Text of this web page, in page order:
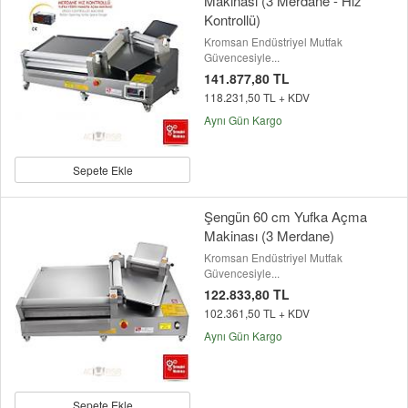
Sepete Ekle
Kontrollü)
Kromsan Endüstriyel Mutfak
Güvencesiyle...
141.877,80 TL
118.231,50 TL + KDV
Aynı Gün Kargo
Sepete Ekle
Şengün 60 cm Yufka Açma
Makinası (3 Merdane)
Kromsan Endüstriyel Mutfak
Güvencesiyle...
122.833,80 TL
102.361,50 TL + KDV
Aynı Gün Kargo